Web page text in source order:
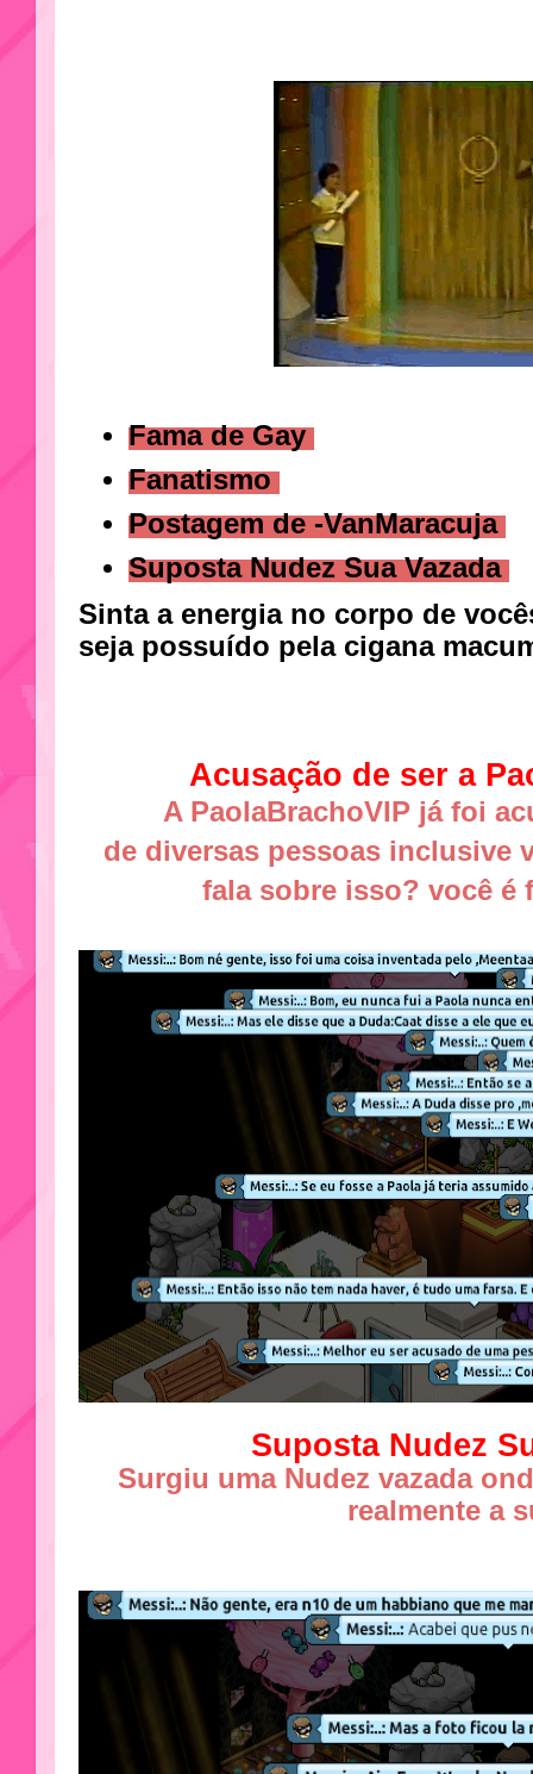
Fama de Gay
Fanatismo
Postagem de -VanMaracuja
Suposta Nudez Sua Vazada
Sinta a energia no corpo de
seja possuído pela cigana
Acusação de ser a
A PaolaBrachoVIP já foi
de diversas pessoas inclusive
fala sobre isso? você é
Suposta Nudez
Surgiu uma Nudez vazada
realmente a